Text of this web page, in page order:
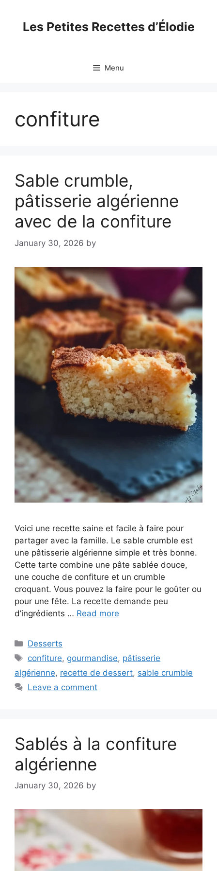
contentLes Petites Recettes d’Élodie
Menu
confiture
Sable crumble,
pâtisserie algérienne
avec de la confiture
January 30, 2026 by
Voici une recette saine et facile à faire pour
partager avec la famille. Le sable crumble est
une pâtisserie algérienne simple et très bonne.
Cette tarte combine une pâte sablée douce,
une couche de confiture et un crumble
croquant. Vous pouvez la faire pour le goûter ou
pour une fête. La recette demande peu
d’ingrédients … Read more
Categories
Desserts
Tags
confiture, gourmandise, pâtisserie
algérienne, recette de dessert, sable crumble
Leave a comment
Sablés à la confiture
algérienne
January 30, 2026 by